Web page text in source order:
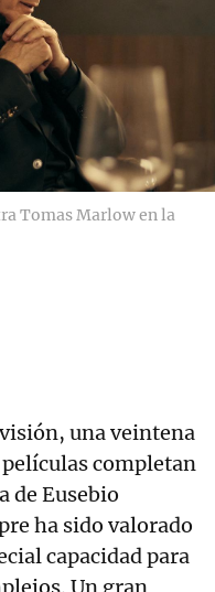
Tomas Marlow en la
una veintena
completan
de Eusebio
ha sido valorado
capacidad para